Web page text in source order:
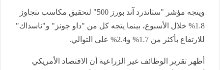
ويتجه مؤشر "ستاندرد آند بورز 500" لتحقيق مكاسب تتجاوز
1.8% خلال الأسبوع، بينما يتجه كل من "داو جونز" و"ناسداك"
للارتفاع بأكثر من 1.7% و2.4% على التوالي.
أظهر تقرير الوظائف غير الزراعية أن الاقتصاد الأمريكي